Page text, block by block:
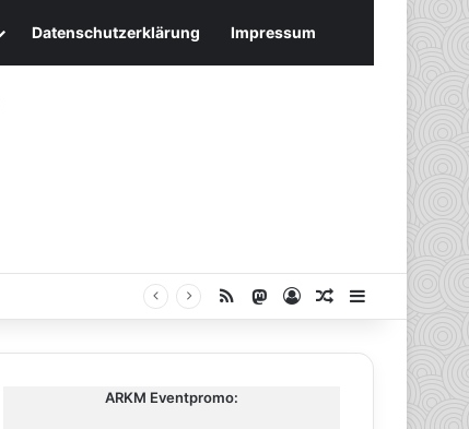
Datenschutzerklärung Impressum
RSS Mastodon
AnmeldenZufälliger
ARKM Eventpromo: